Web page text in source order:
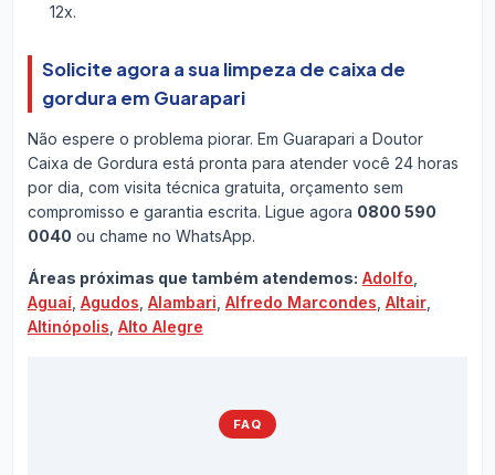
12x.
Solicite agora a sua limpeza de caixa de
gordura em Guarapari
Não espere o problema piorar. Em Guarapari a Doutor
Caixa de Gordura está pronta para atender você 24 horas
por dia, com visita técnica gratuita, orçamento sem
compromisso e garantia escrita. Ligue agora 0800 590
0040 ou chame no WhatsApp.
Áreas próximas que também atendemos: Adolfo
Aguaí, Agudos Alambari Alfredo Marcondes Altair,
Altinópolis Alto Alegre
FAQ